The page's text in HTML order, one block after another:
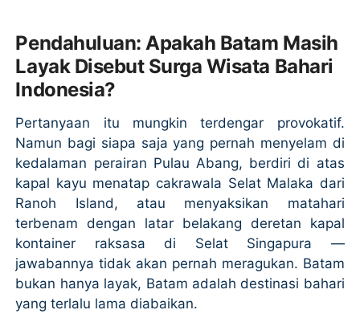
Pendahuluan: Apakah Batam Masih
Layak Disebut Surga Wisata Bahari
Indonesia?
Pertanyaan itu mungkin terdengar provokatif.
Namun bagi siapa saja yang pernah menyelam di
kedalaman perairan Pulau Abang, berdiri di atas
kapal kayu menatap cakrawala Selat Malaka dari
Ranoh Island, atau menyaksikan matahari
terbenam dengan latar belakang deretan kapal
kontainer raksasa di Selat Singapura —
jawabannya tidak akan pernah meragukan. Batam
bukan hanya layak, Batam adalah destinasi bahari
yang terlalu lama diabaikan.